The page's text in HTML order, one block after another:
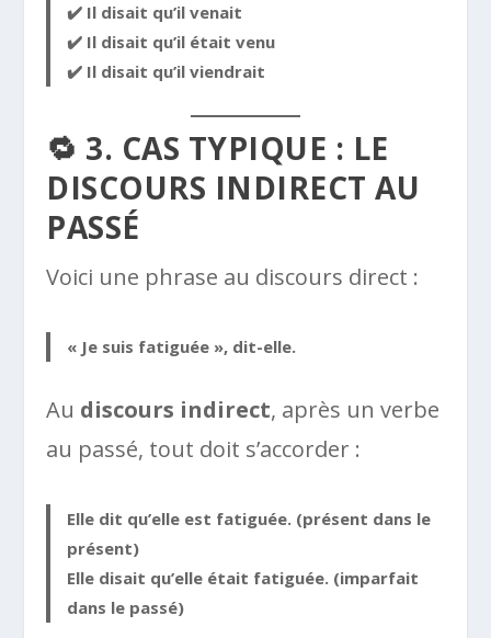
✔️ Il disait qu’ilvenait
✔️ Il disait qu’il était venu
✔️ Il disait qu’ilviendrait
🔁 3. CAS TYPIQUE : LE
DISCOURS INDIRECT AU
PASSÉ
Voici une phrase au discours direct :
« Je suis fatiguée », dit-elle.
Au discours indirect, après un verbe
au passé, tout doit s’accorder :
Elle dit qu’elle est fatiguée. (présent dans le
présent)
Elle disait qu’elle était fatiguée. (imparfait
dans le passé)